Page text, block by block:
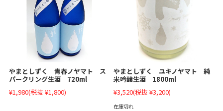
やまとしずく 青春ノヤマト ス
パークリング生酒 720ml
¥1,980(税抜 ¥1,800)
やまとしずく ユキノヤマト 純
米吟醸生酒 1800ml
¥3,520(税抜 ¥3,200)
在庫切れ